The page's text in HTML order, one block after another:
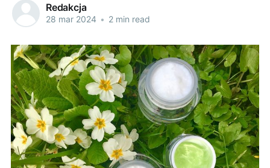
Redakcja
28 mar 2024 • 2 min read